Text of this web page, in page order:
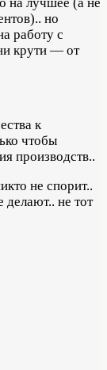
но
работу с
крути — от
к
чтобы
производств..
не спорит..
не тот